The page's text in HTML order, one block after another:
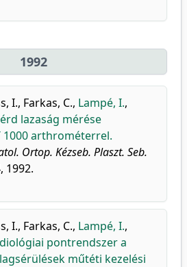
1992
I., Farkas, C., Lampé, I.,
lazaság mérése
1000 arthrométerrel.
Ortop. Kézseb. Plaszt. Seb.
1992.
I., Farkas, C., Lampé, I.,
pontrendszer a
műtéti kezelési